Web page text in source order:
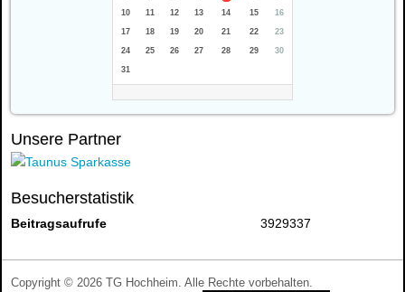
10 11 12 13 14 15 16
17 18 19 20 21 22 23
24 25 26 27 28 29 30
31
Unsere Partner
Besucherstatistik
Beitragsaufrufe 3929337
Copyright © 2026 TG Hochheim. Alle Rechte vorbehalten.